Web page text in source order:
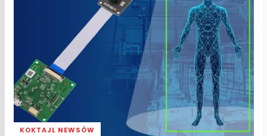
KOKTAJL NEWSÓW